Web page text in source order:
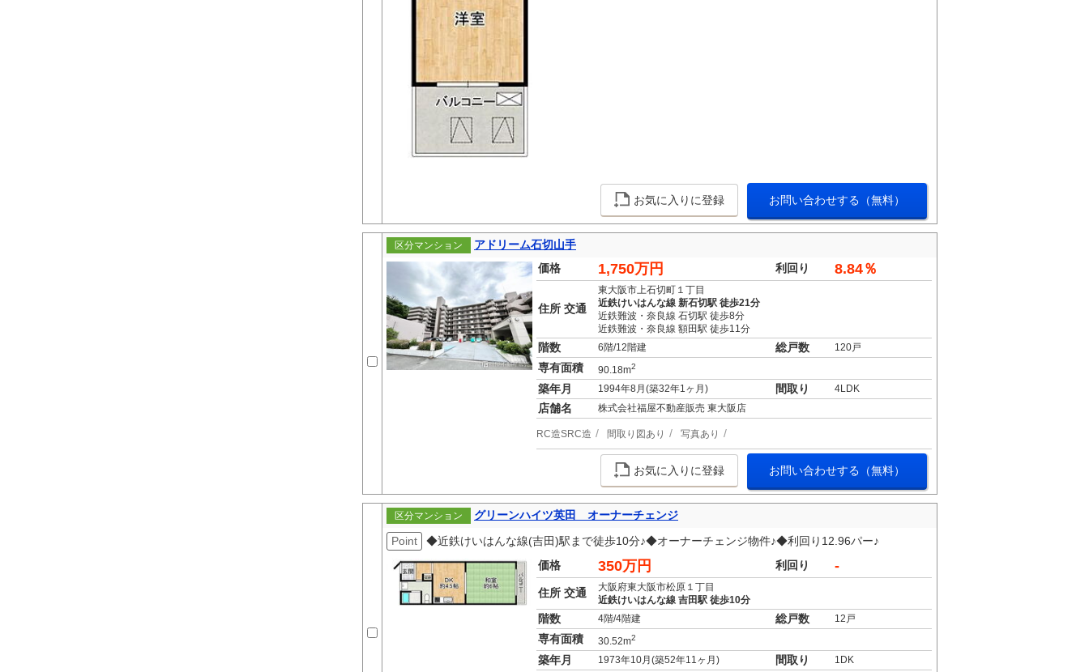
お気に入りに登録 お問い合わせする（無料）
区分マンション
アドリーム石切山手
価格
1,750万円 利回り 8.84％
住所 交通
東大阪市上石切町１丁目
近鉄けいはんな線 新石切駅 徒歩21分
近鉄難波・奈良線 石切駅 徒歩8分
近鉄難波・奈良線 額田駅 徒歩11分
階数 6階/12階建 総戸数 120戸
専有面積 90.18m2
築年月 1994年8月(築32年1ヶ月) 間取り 4LDK
店舗名 株式会社福屋不動産販売 東大阪店
RC造SRC造 間取り図あり 写真あり
お気に入りに登録 お問い合わせする（無料）
区分マンション
グリーンハイツ英田 オーナーチェンジ
Point
◆近鉄けいはんな線(吉田)駅まで徒歩10分♪◆オーナーチェンジ物件♪◆利回り12.96パー♪
価格
350万円 利回り -
住所 交通
大阪府東大阪市松原１丁目
近鉄けいはんな線 吉田駅 徒歩10分
階数 4階/4階建 総戸数 12戸
専有面積 30.52m2
築年月 1973年10月(築52年11ヶ月) 間取り 1DK